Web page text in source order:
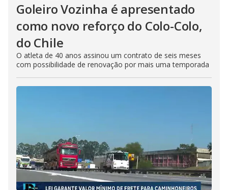
Goleiro Vozinha é apresentado
como novo reforço do Colo-Colo,
do Chile
O atleta de 40 anos assinou um contrato de seis meses
com possibilidade de renovação por mais uma temporada